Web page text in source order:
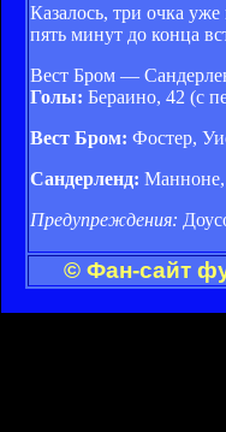
Казалось, три очка
пять минут до конца
Вест Бром —
Голы: Бераино, 42 (с
Вест Бром: Фостер,
Сандерленд: Манноне,
Предупреждения:
© Фан-сайт